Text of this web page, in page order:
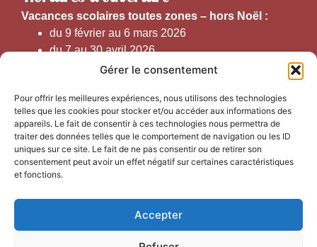
Gérer le consentement
Pour offrir les meilleures expériences, nous utilisons des technologies
telles que les cookies pour stocker et/ou accéder aux informations des
appareils. Le fait de consentir à ces technologies nous permettra de
traiter des données telles que le comportement de navigation ou les ID
uniques sur ce site. Le fait de ne pas consentir ou de retirer son
consentement peut avoir un effet négatif sur certaines caractéristiques
et fonctions.
Accepter
Vacances scolaires toutes zones – hors Noël :
du 9 février au 6 mars 2026
du 7 au 30 avril 2026
du 1er juin au 30 septembre 2026
Horaires d’ouverture au public :
Du 1er septembre au 30 juin 2026 (hors juillet et août)
du lundi au vendredi de 9h50 à 12h30 et de
Du 1er juillet au 31 août 2026